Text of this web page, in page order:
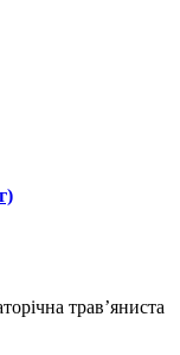
трав’яниста